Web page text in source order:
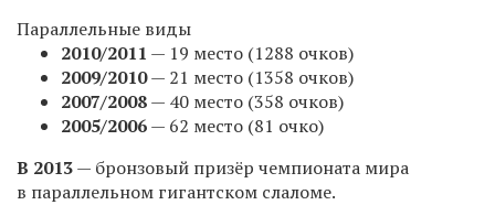
Параллельные виды
2010/2011 — 19 место (1288 очков)
2009/2010— 21 место (1358 очков)
2007/2008— 40 место (358 очков)
2005/2006— 62 место (81 очко)
В 2013— бронзовый призёр чемпионата мира
в параллельном гигантском слаломе.